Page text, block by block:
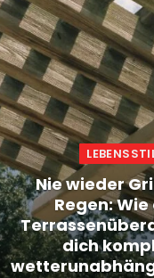
Nie wieder
Regen: Wie
dich